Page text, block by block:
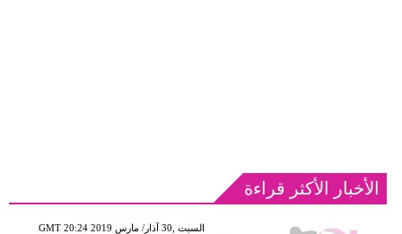
الأخبار الأكثر قراءة
GMT 20:24 2019 السبت ,30 آذار/ مارس